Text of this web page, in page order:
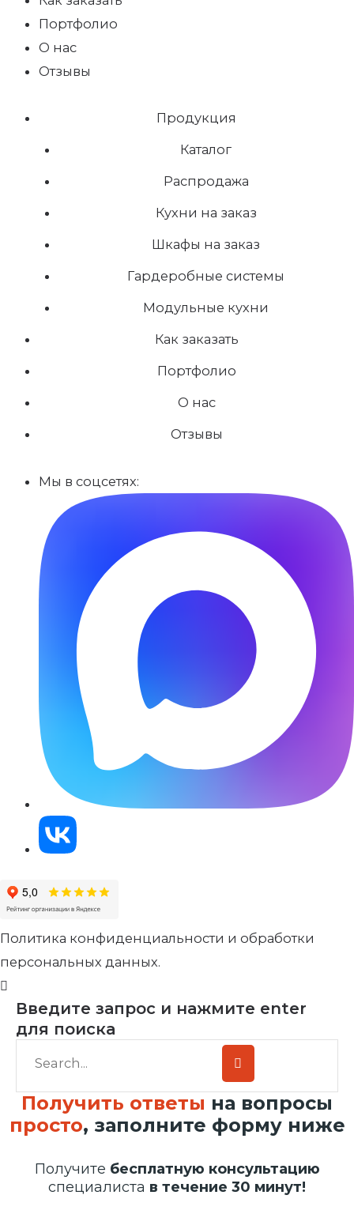
Портфолио
О нас
Отзывы
Продукция
Каталог
Распродажа
Кухни на заказ
Шкафы на заказ
Гардеробные системы
Модульные кухни
Как заказать
Портфолио
О нас
Отзывы
Мы в соцсетях:
Политика конфиденциальности и обработки
персональных данных.
Введите запрос и нажмите enter
для поиска
Получить ответы на вопросы
просто, заполните форму ниже
Получите бесплатную консультацию
специалиста в течение 30 минут!